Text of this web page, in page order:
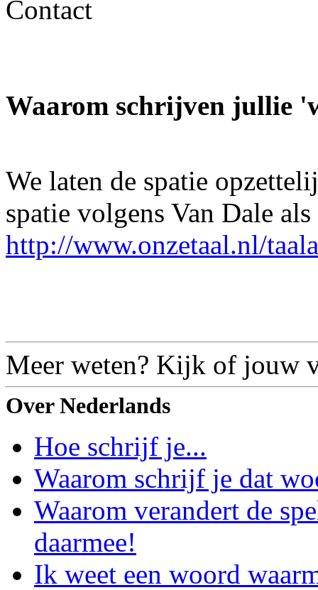
Contact
Waarom schrijven jullie
We laten de spatie
spatie volgens Van Dale
http://www.onzetaal.nl/
Meer weten? Kijk of jouw
Over Nederlands
Hoe schrijf je...
Waarom schrijf je dat
Waarom verandert de
daarmee!
Ik weet een woord